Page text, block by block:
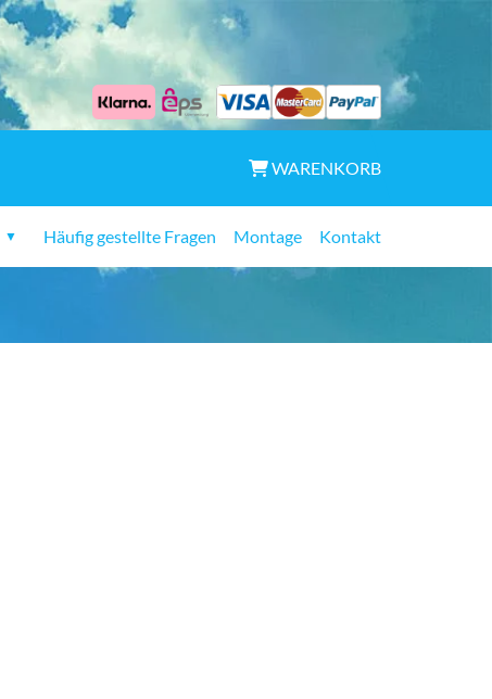
WARENKORB
▼ Häufig gestellte Fragen Montage Kontakt